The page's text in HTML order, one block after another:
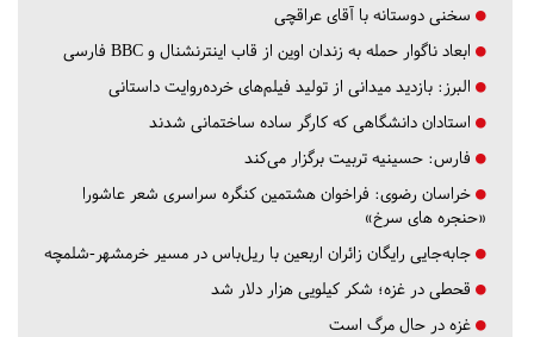
سخنی دوستانه با آقای عراقچی
ابعاد ناگوار حمله به زندان اوین از قاب اینترنشنال و BBC فارسی
البرز: بازدید میدانی از تولید فیلم‌های خرده‌روایت داستانی
استادان دانشگاهی که کارگر ساده ساختمانی شدند
فارس: حسینیه تربیت برگزار می‌کند
خراسان رضوی: فراخوان هشتمین کنگره سراسری شعر عاشورا
«حنجره های سرخ»
جابه‌جایی رایگان زائران اربعین با ریل‌باس در مسیر خرمشهر-شلمچه
قحطی در غزه؛ شکر کیلویی هزار دلار شد
غزه در حال مرگ است